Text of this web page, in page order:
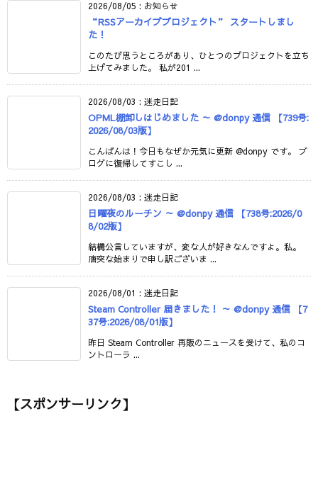
2026/08/05 : お知らせ
“RSSアーカイブプロジェクト” スタートしまし
た！
このたび思うところがあり、ひとつのプロジェクトを立ち
上げてみました。 私が201 ...
2026/08/03 : 迷走日記
OPML棚卸しはじめました ～ @donpy 通信 【739号:
2026/08/03版】
こんばんは！今日もなぜか元気に更新 @donpy です。 ブ
ログに復帰してすこし ...
2026/08/03 : 迷走日記
日曜夜のルーチン ～ @donpy 通信 【738号:2026/0
8/02版】
結構公言していますが、変な人が好きなんですよ。私。
唐突な始まりで申し訳ございま ...
2026/08/01 : 迷走日記
Steam Controller 届きました！ ～ @donpy 通信 【7
37号:2026/08/01版】
昨日 Steam Controller 再販のニュースを受けて、私のコ
ントローラ ...
【スポンサーリンク】